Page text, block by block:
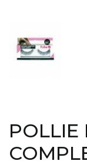
POLLIE